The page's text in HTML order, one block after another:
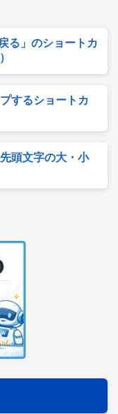
る」のショートカ
するショートカ
頭文字の大・小